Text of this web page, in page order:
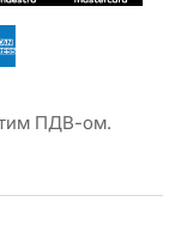
ПДВ-ом.